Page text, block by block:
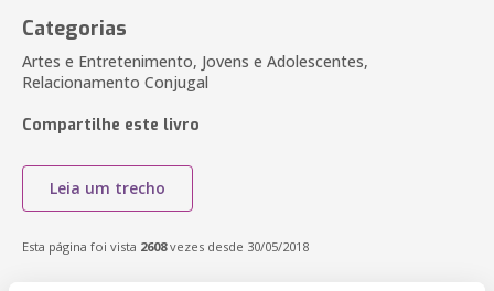
Categorias
Artes e Entretenimento, Jovens e Adolescentes,
Relacionamento Conjugal
Compartilhe este livro
Leia um trecho
Esta página foi vista 2608vezes desde 30/05/2018